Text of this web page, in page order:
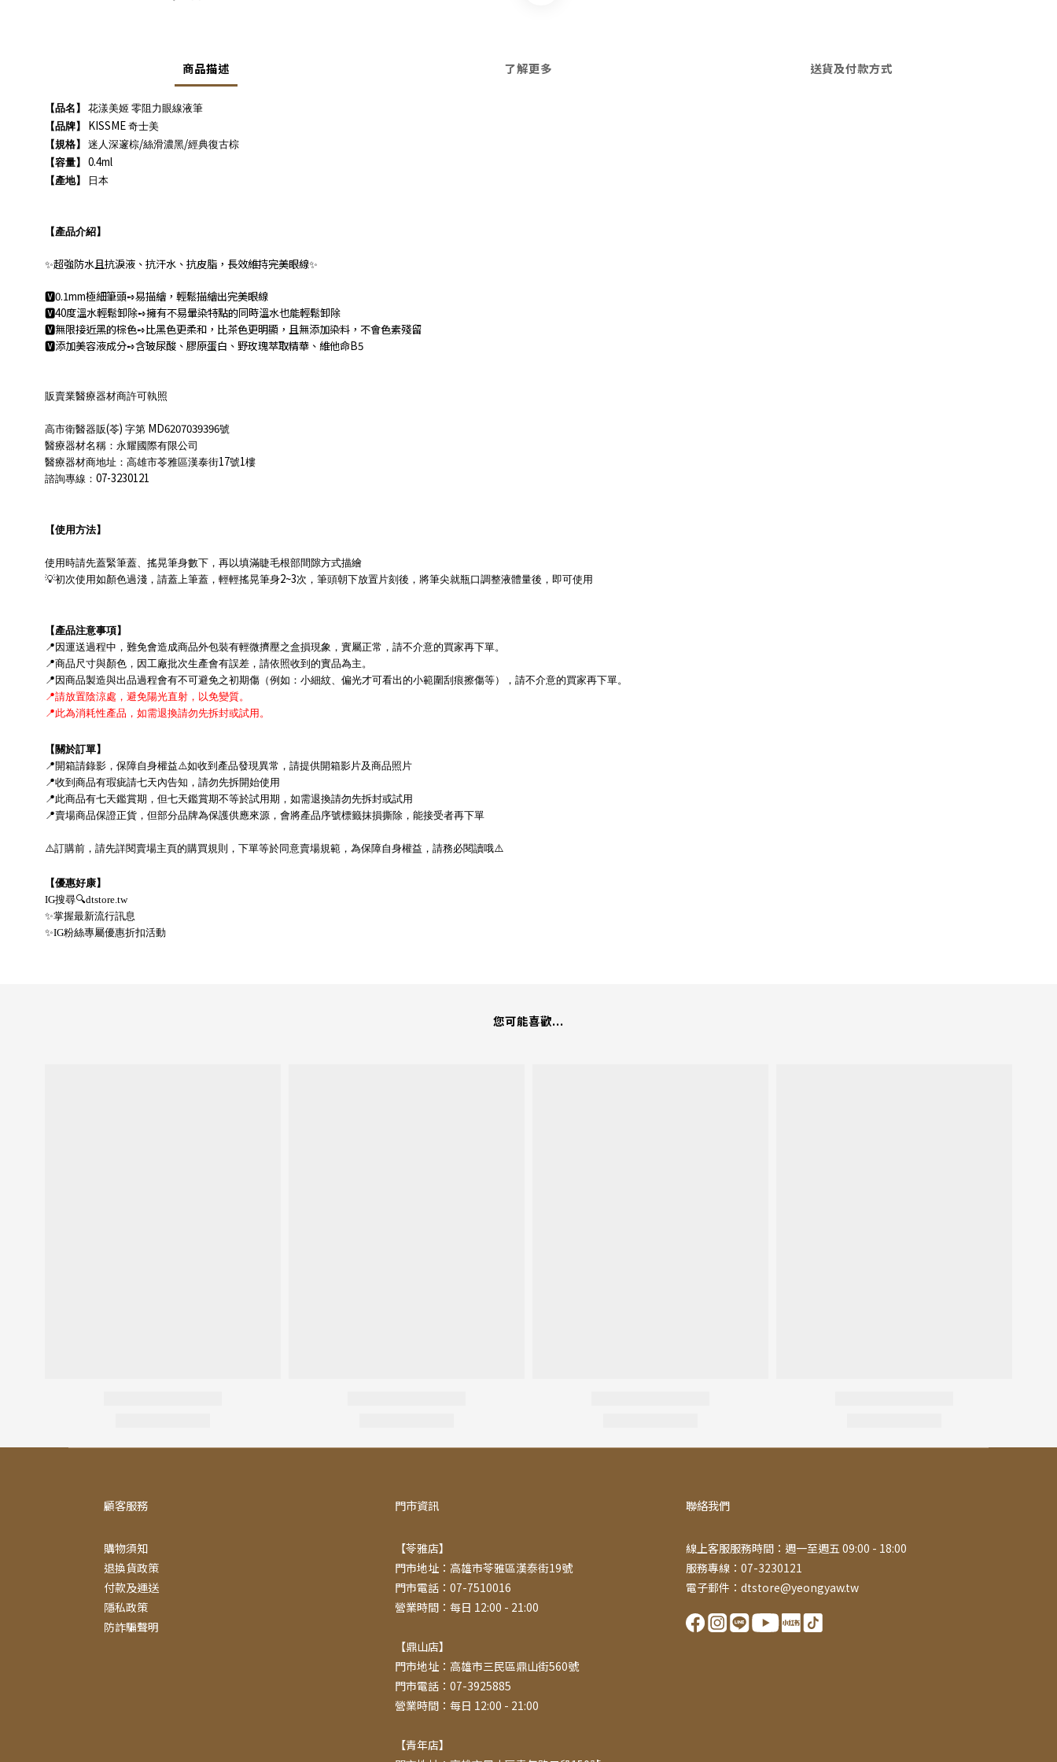
商品描述 了解更多 送貨及付款方式
【品名】
花漾美姬 零阻力眼線液筆
【品牌】
KISSME 奇士美
【規格】
迷人深邃棕/絲滑濃黑/經典復古棕
【容量】
0.4ml
【產地】 日本
【產品介紹】
✨超強防水且抗淚液、抗汗水、抗皮脂，長效維持完美眼線✨
🆅0.1mm極細筆頭➺易描繪，輕鬆描繪出完美眼線
🆅40度溫水輕鬆卸除➺擁有不易暈染特點的同時溫水也能輕鬆卸除
🆅無限接近黑的棕色➺比黑色更柔和，比茶色更明顯，且無添加染料，不會色素殘留
🆅添加美容液成分➺含玻尿酸、膠原蛋白、野玫瑰萃取精華、維他命B5
販賣業醫療器材商許可執照
高市衛醫器販(苓) 字第 MD6207039396號
醫療器材名稱：永耀國際有限公司
醫療器材商地址：高雄市苓雅區漢泰街17號1樓
諮詢專線： 07-3230121
【使用方法】
使用時請先蓋緊筆蓋、搖晃筆身數下，再以填滿睫毛根部間隙方式描繪
💡初次使用如顏色過淺，請蓋上筆蓋，輕輕搖晃筆身2~3次，筆頭朝下放置片刻後，將筆尖就瓶口調整液體量後，即可使用
【產品注意事項】
📍 因運送過程中，難免會造成商品外包裝有輕微擠壓之盒損現象，實屬正常，請不介意的買家再下單。
📍商品尺寸與顏色，因工廠批次生產會有誤差，請依照收到的實品為主。
📍 因商品製造與出品過程會有不可避免之初期傷（例如：小細紋、偏光才可看出的小範圍刮痕擦傷等），請不介意的買家再下單。
📍請放置陰涼處，避免陽光直射，以免變質。
📍此為消耗性產品，如需退換請勿先拆封或試用。
【關於訂單】
📍開箱請錄影，保障自身權益⚠如收到產品發現異常，請提供開箱影片及商品照片
📍收到商品有瑕疵請七天內告知，請勿先拆開始使用
📍此商品有七天鑑賞期，但七天鑑賞期不等於試用期， 如需退換請勿先拆封或試用
📍賣場商品保證正貨，但部分品牌為保護供應來源，會將產品序號標籤抹損撕除，能接受者再下單
⚠訂購前，請先詳閱賣場主頁的購買規則，下單等於同意賣場規範，為保障自身權益，請務必閱讀哦⚠
【優惠好康】
IG搜尋🔍dtstore.tw
✨掌握最新流行訊息
✨IG粉絲專屬優惠折扣活動
您可能喜歡...
顧客服務
購物須知
退換貨政策
付款及運送
隱私政策
防詐騙聲明
門市資訊
【苓雅店】
門市地址：高雄市苓雅區漢泰街19號
門市電話：07-7510016
營業時間：每日 12:00 - 21:00
【鼎山店】
門市地址：高雄市三民區鼎山街560號
門市電話：07-3925885
營業時間：每日 12:00 - 21:00
【青年店】
聯絡我們
線上客服服務時間：週一至週五 09:00 - 18:00
服務專線：07-3230121
電子郵件：dtstore@yeongyaw.tw